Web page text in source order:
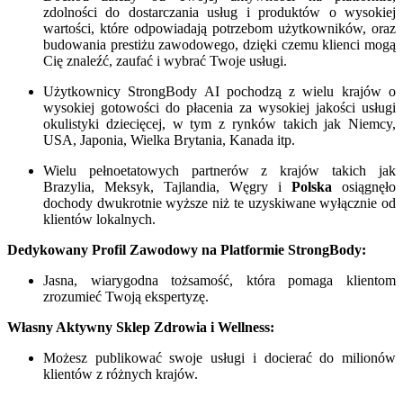
zdolności do dostarczania usług i produktów o wysokiej
wartości, które odpowiadają potrzebom użytkowników, oraz
budowania prestiżu zawodowego, dzięki czemu klienci mogą
Cię znaleźć, zaufać i wybrać Twoje usługi.
Użytkownicy StrongBody AI pochodzą z wielu krajów o
wysokiej gotowości do płacenia za wysokiej jakości usługi
okulistyki dziecięcej, w tym z rynków takich jak Niemcy,
USA, Japonia, Wielka Brytania, Kanada itp.
Wielu pełnoetatowych partnerów z krajów takich jak
Brazylia, Meksyk, Tajlandia, Węgry i Polska osiągnęło
dochody dwukrotnie wyższe niż te uzyskiwane wyłącznie od
klientów lokalnych.
Dedykowany Profil Zawodowy na Platformie StrongBody:
Jasna, wiarygodna tożsamość, która pomaga klientom
zrozumieć Twoją ekspertyzę.
Własny Aktywny Sklep Zdrowia i Wellness:
Możesz publikować swoje usługi i docierać do milionów
klientów z różnych krajów.